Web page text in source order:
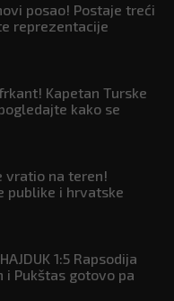
posao! Postaje treći
reprezentacije
Kapetan Turske
kako se
vratio na teren!
publike i hrvatske
1:5 Rapsodija
i Pukštas gotovo pa